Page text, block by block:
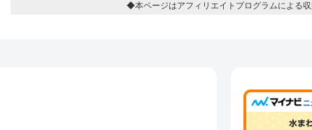
◆本ページはアフィリエイトプログラムによる収